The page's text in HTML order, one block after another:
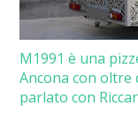
M1991 è una
Ancona con oltre
parlato con